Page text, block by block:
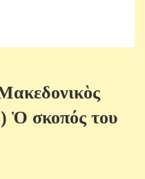
Ὁ σκοπός του